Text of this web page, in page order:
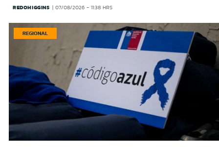
REDOHIGGINS 07/08/2026 - 11:38 HRS
REGIONAL